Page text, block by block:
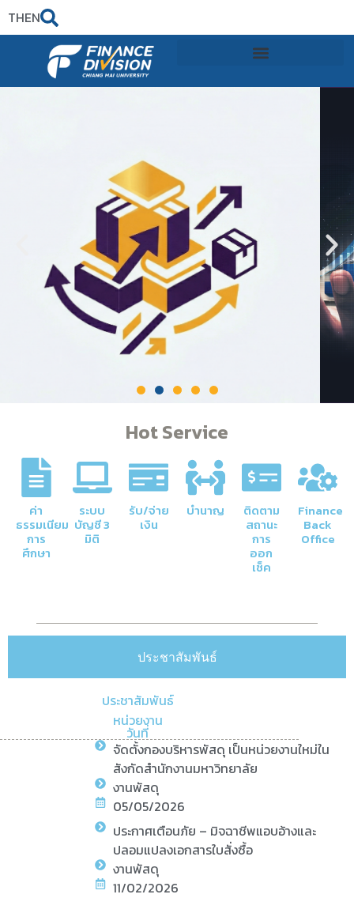
THEN
Hot Service
ค่า
ธรรมเนียม
การ
ศึกษา
ระบบ
บัญชี 3
มิติ
รับ/จ่าย
เงิน
บำนาญ ติดตาม
สถานะ
การ
ออก
เช็ค
Finance
Back
Office
ประชาสัมพันธ์
ประชาสัมพันธ์
หน่วยงาน
วันที่
จัดตั้งกองบริหารพัสดุ เป็นหน่วยงานใหม่ใน
สังกัดสำนักงานมหาวิทยาลัย
งานพัสดุ
05/05/2026
ประกาศเตือนภัย – มิจฉาชีพแอบอ้างและ
ปลอมแปลงเอกสารใบสั่งซื้อ
งานพัสดุ
11/02/2026